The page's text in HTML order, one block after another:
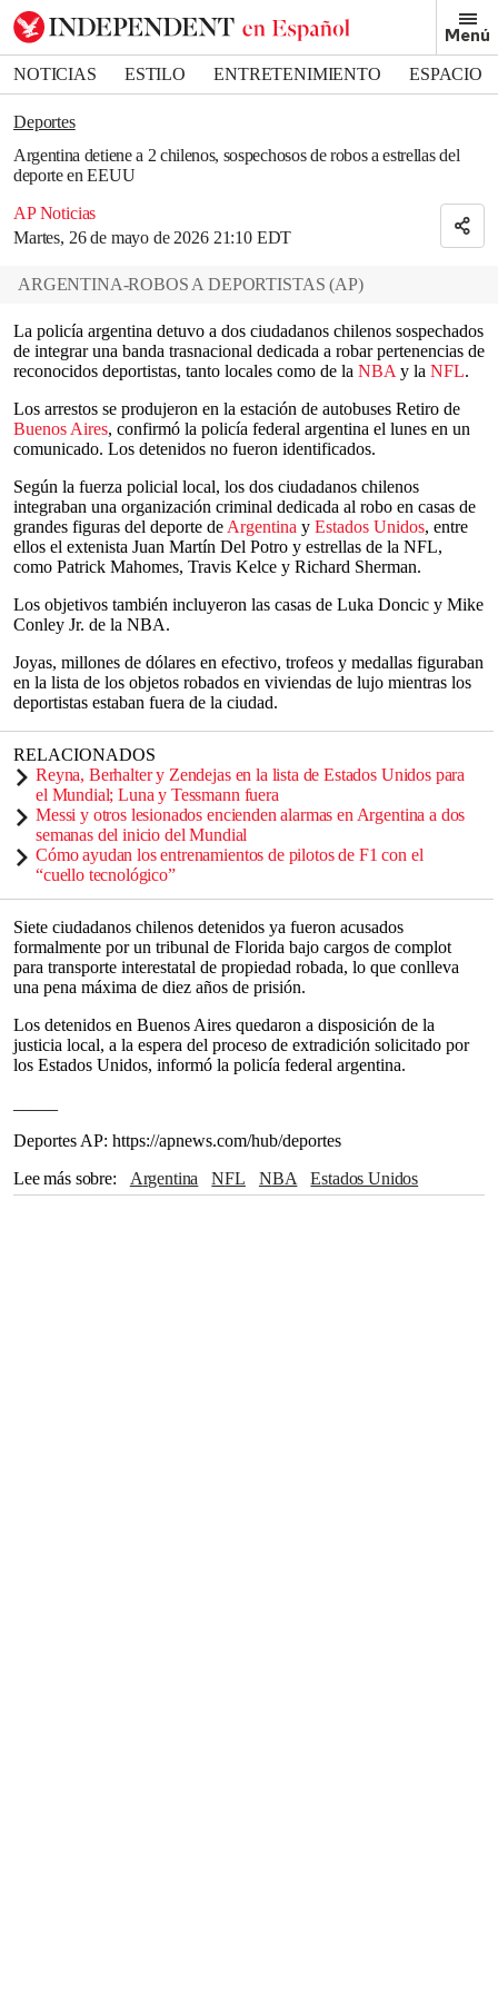
Menú
NOTICIAS ESTILO ENTRETENIMIENTO
ESPACIO
DEPORTES
Deportes
Argentina detiene a 2 chilenos, sospechosos de robos a estrellas del
deporte en EEUU
AP Noticias
Martes, 26 de mayo de 2026 21:10 EDT
Bookmark popover
Removed from bookmarks
Close popover
ARGENTINA-ROBOS A DEPORTISTAS (AP)
La policía argentina detuvo a dos ciudadanos chilenos sospechados
de integrar una banda trasnacional dedicada a robar pertenencias de
reconocidos deportistas, tanto locales como de la NBA y la NFL.
Los arrestos se produjeron en la estación de autobuses Retiro de
Buenos Aires, confirmó la policía federal argentina el lunes en un
comunicado. Los detenidos no fueron identificados.
Según la fuerza policial local, los dos ciudadanos chilenos
integraban una organización criminal dedicada al robo en casas de
grandes figuras del deporte de Argentina y Estados Unidos, entre
ellos el extenista Juan Martín Del Potro y estrellas de la NFL,
como Patrick Mahomes, Travis Kelce y Richard Sherman.
Los objetivos también incluyeron las casas de Luka Doncic y Mike
Conley Jr. de la NBA.
Joyas, millones de dólares en efectivo, trofeos y medallas figuraban
en la lista de los objetos robados en viviendas de lujo mientras los
deportistas estaban fuera de la ciudad.
RELACIONADOS
Reyna, Berhalter y Zendejas en la lista de Estados Unidos para
el Mundial; Luna y Tessmann fuera
Messi y otros lesionados encienden alarmas en Argentina a dos
semanas del inicio del Mundial
Cómo ayudan los entrenamientos de pilotos de F1 con el
“cuello tecnológico”
Siete ciudadanos chilenos detenidos ya fueron acusados
formalmente por un tribunal de Florida bajo cargos de complot
para transporte interestatal de propiedad robada, lo que conlleva
una pena máxima de diez años de prisión.
Los detenidos en Buenos Aires quedaron a disposición de la
justicia local, a la espera del proceso de extradición solicitado por
los Estados Unidos, informó la policía federal argentina.
Deportes AP: https://apnews.com/hub/deportes
Lee más sobre
Argentina NFL NBA
Estados Unidos